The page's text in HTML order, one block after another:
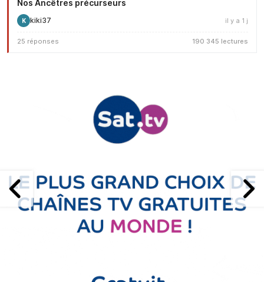
Nos Ancêtres précurseurs
K kiki37 il y a 1 j
25 réponses 190 345 lectures